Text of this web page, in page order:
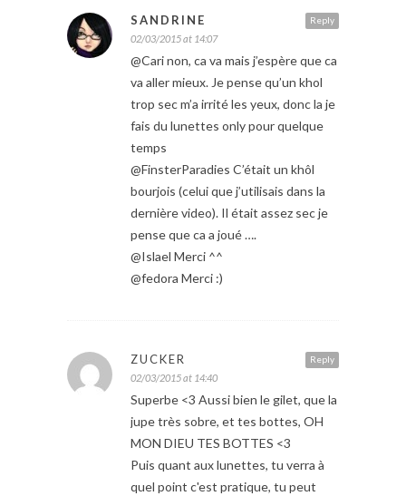
Reply
SANDRINE
02/03/2015 at 14:07
@Cari non, ca va mais j’espère que ca
va aller mieux. Je pense qu’un khol
trop sec m’a irrité les yeux, donc la je
fais du lunettes only pour quelque
temps
@FinsterParadies C’était un khôl
bourjois (celui que j’utilisais dans la
dernière video). Il était assez sec je
pense que ca a joué ….
@Islael Merci ^^
@fedora Merci :)
Reply
ZUCKER
02/03/2015 at 14:40
Superbe <3 Aussi bien le gilet, que la
jupe très sobre, et tes bottes, OH
MON DIEU TES BOTTES <3
Puis quant aux lunettes, tu verra à
quel point c'est pratique, tu peut